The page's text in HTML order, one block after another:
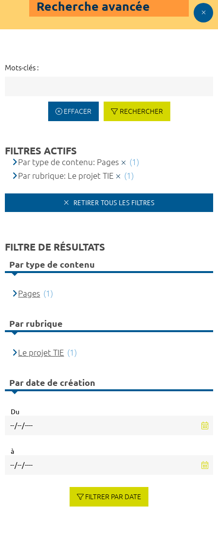
Recherche avancée
Mots-clés :
EFFACER RECHERCHER
FILTRES ACTIFS
Par type de contenu: Pages
(1)
Par rubrique: Le projet TIE
(1)
RETIRER TOUS LES FILTRES
FILTRE DE RÉSULTATS
Par type de contenu
Pages (1)
Par rubrique
Le projet TIE (1)
Par date de création
Du
à
FILTRER PAR DATE